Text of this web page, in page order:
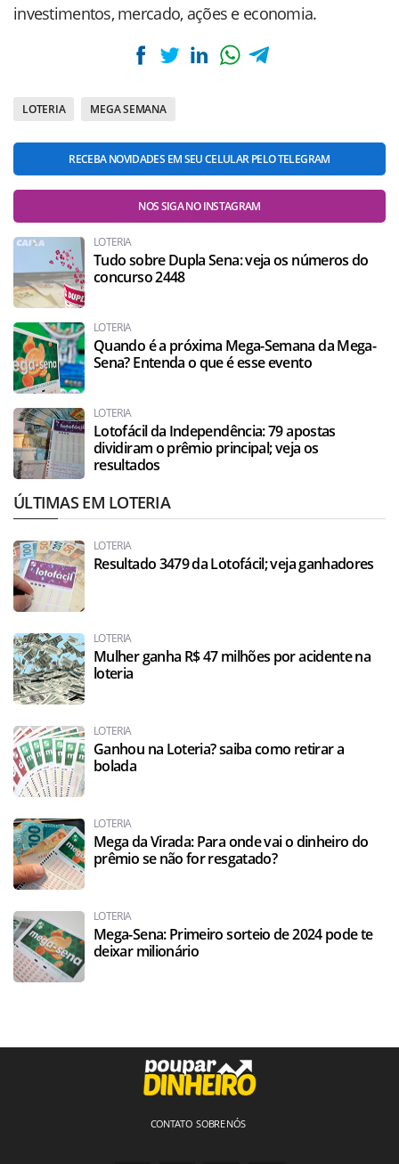
investimentos, mercado, ações e economia.
LOTERIA MEGA SEMANA
RECEBA NOVIDADES EM SEU CELULAR PELO TELEGRAM
NOS SIGA NO INSTAGRAM
LOTERIA
Tudo sobre Dupla Sena: veja os números do
concurso 2448
LOTERIA
Quando é a próxima Mega-Semana da Mega-
Sena? Entenda o que é esse evento
LOTERIA
Lotofácil da Independência: 79 apostas
dividiram o prêmio principal; veja os
resultados
ÚLTIMAS EM LOTERIA
LOTERIA
Resultado 3479 da Lotofácil; veja ganhadores
LOTERIA
Mulher ganha R$ 47 milhões por acidente na
loteria
LOTERIA
Ganhou na Loteria? saiba como retirar a
bolada
LOTERIA
Mega da Virada: Para onde vai o dinheiro do
prêmio se não for resgatado?
LOTERIA
Mega-Sena: Primeiro sorteio de 2024 pode te
deixar milionário
CONTATO SOBRE NÓS